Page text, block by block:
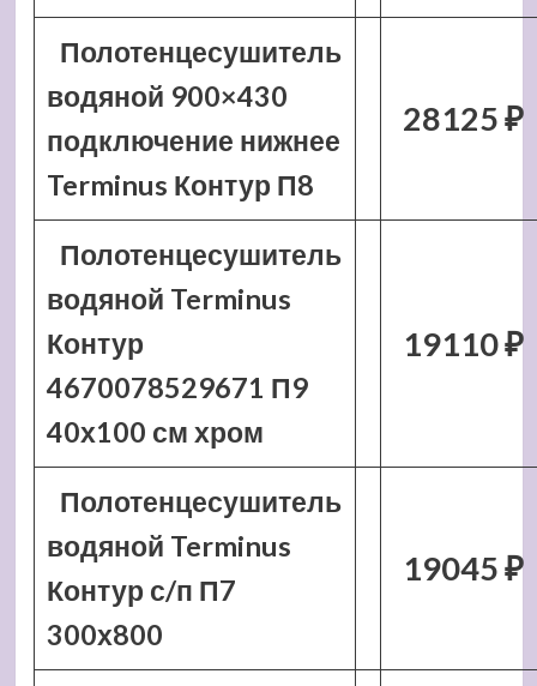
Полотенцесушитель
водяной 900×430
подключение нижнее
Terminus Контур П8
28125 ₽
Полотенцесушитель
водяной Terminus
Контур
4670078529671 П9
40х100 см хром
19110 ₽
Полотенцесушитель
водяной Terminus
Контур с/п П7
300х800
19045 ₽